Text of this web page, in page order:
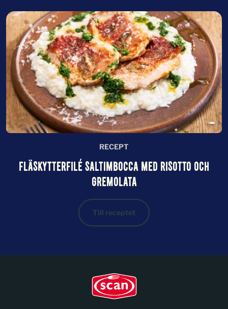
RECEPT
FLÄSKYTTERFILÉ SALTIMBOCCA MED RISOTTO OCH
GREMOLATA
Till receptet